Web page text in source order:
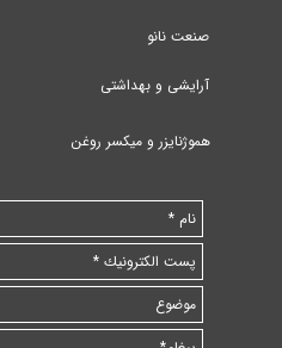
صنعت نانو
آرایشی و بهداشتی
هموژنایزر و میکسر روغن